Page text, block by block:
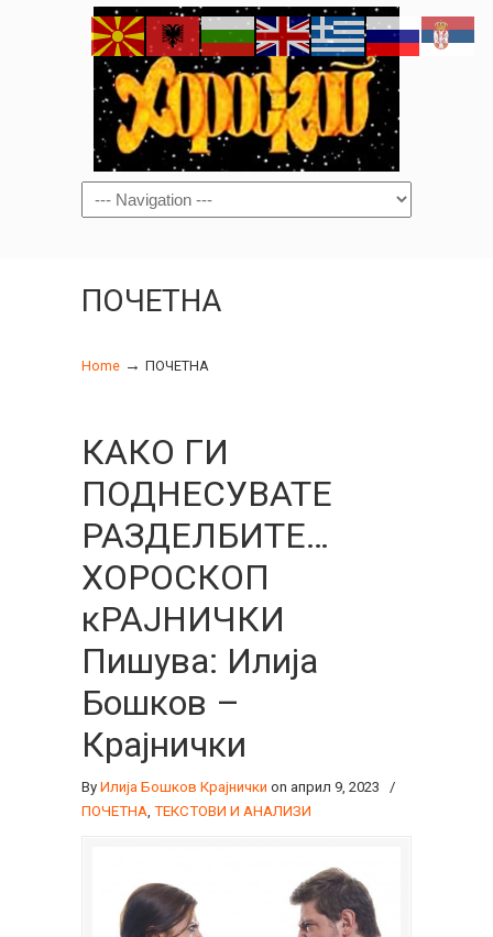
Navigation
ПОЧЕТНА
Home → ПОЧЕТНА
КАКО ГИ
ПОДНЕСУВАТЕ
РАЗДЕЛБИТЕ…
ХОРОСКОП
кРАЈНИЧКИ
Пишува: Илија
Бошков –
Крајнички
By Илија Бошков Крајнички on април 9, 2023
/
ПОЧЕТНА, ТЕКСТОВИ И АНАЛИЗИ